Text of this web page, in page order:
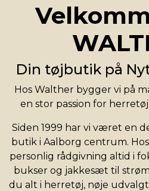
Din tøjbutik på
Hos Walther bygger vi på
en stor passion for
Siden 1999 har vi været en
butik i Aalborg centrum.
personlig rådgivning altid i
bukser og jakkesæt til
du alt i herretøj, nøje